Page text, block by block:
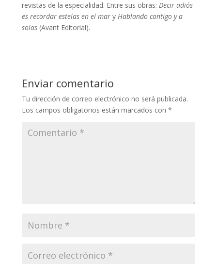
revistas de la especialidad. Entre sus obras: Decir adiós
es recordar estelas en el mary Hablando contigo y a
solas(Avant Editorial).
Enviar comentario
Tu dirección de correo electrónico no será publicada.
Los campos obligatorios están marcados con *